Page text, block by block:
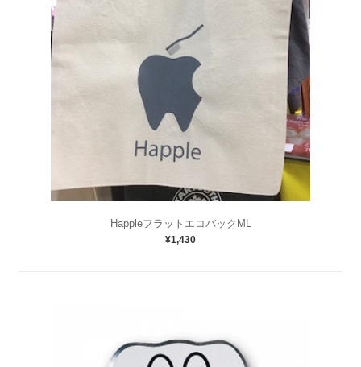
HappleフラットエコバックML
¥1,430